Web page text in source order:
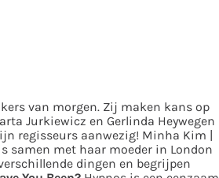
van morgen. Zij maken kans op
Jurkiewicz en Gerlinda Heywegen
regisseurs aanwezig! Minha Kim |
samen met haar moeder in London
dingen en begrijpen